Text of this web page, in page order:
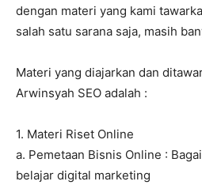
dengan materi yang kami
salah satu sarana saja, masih
Materi yang diajarkan dan
Arwinsyah SEO adalah :
1. Materi Riset Online
a. Pemetaan Bisnis Online :
belajar digital marketing